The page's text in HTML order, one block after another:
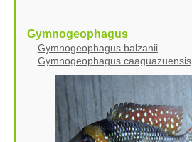
Gymnogeophagus
Gymnogeophagus balzanii
Gymnogeophagus caaguazuensis